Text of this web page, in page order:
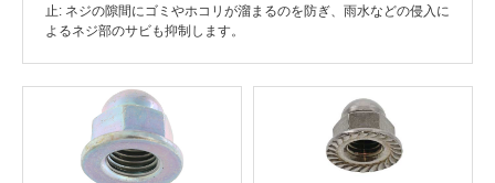
止: ネジの隙間にゴミやホコリが溜まるのを防ぎ、雨水などの侵入に
よるネジ部のサビも抑制します。